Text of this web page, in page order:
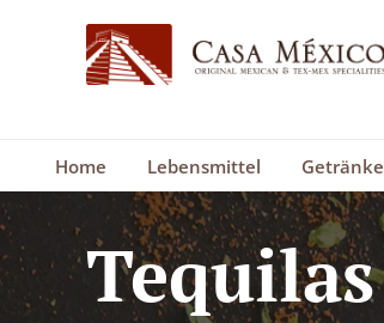
Home Lebensmittel Getränke
Tequilas